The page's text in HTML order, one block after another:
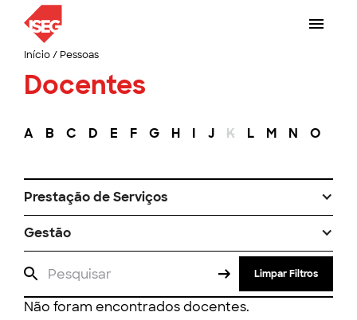
Início/ Pessoas
Docentes
A B C D E F G H I J K L M N O
Prestação de Serviços
Gestão
Limpar Filtros
Não foram encontrados docentes.